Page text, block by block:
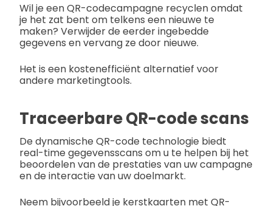
Wil je een QR-codecampagne recyclen omdat
je het zat bent om telkens een nieuwe te
maken? Verwijder de eerder ingebedde
gegevens en vervang ze door nieuwe.
Het is een kostenefficiënt alternatief voor
andere marketingtools.
Traceerbare QR-code scans
De dynamische QR-code technologie biedt
real-time gegevensscans om u te helpen bij het
beoordelen van de prestaties van uw campagne
en de interactie van uw doelmarkt.
Neem bijvoorbeeld je kerstkaarten met QR-